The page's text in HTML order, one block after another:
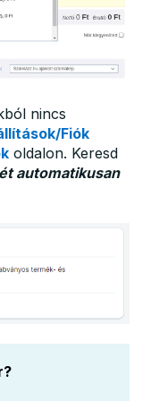
nincs
Fiók
oldalon. Keresd
automatikusan